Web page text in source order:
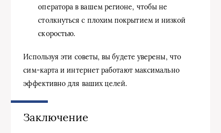
оператора в вашем регионе, чтобы не
столкнуться с плохим покрытием и низкой
скоростью.
Используя эти советы, вы будете уверены, что
сим-карта и интернет работают максимально
эффективно для ваших целей.
Заключение